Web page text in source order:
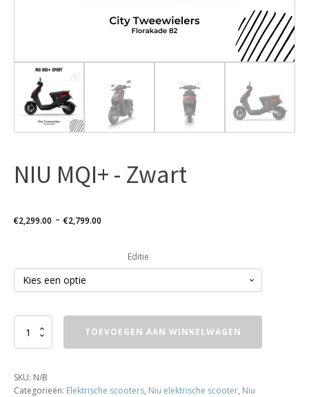
NIU MQI+ - Zwart
€2,299.00 - €2,799.00
Editie
NIU
aantal
TOEVOEGEN AAN WINKELWAGEN
SKU: N/B
Categorieën: Elektrische scooters, Niu elektrische scooter, Niu